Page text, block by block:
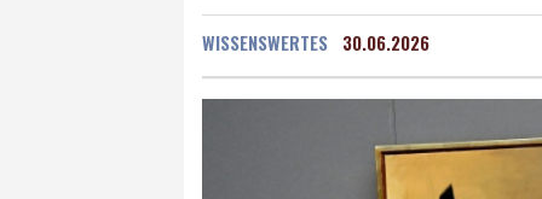
WISSENSWERTES 30.06.2026